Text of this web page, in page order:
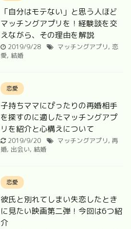
「自分はモテない」と思う人ほど
マッチングアプリを！経験談を交
えながら、その理由を解説
2019/9/28 マッチングアプリ, 恋
愛, 結婚
恋愛
子持ちママにぴったりの再婚相手
を探すのに適したマッチングアプ
リを紹介と心構えについて
2019/9/20 マッチングアプリ, 再
婚, 出会い, 結婚
恋愛
彼氏と別れてしまい失恋したとき
に見たい映画第二弾！今回は6つ紹
介